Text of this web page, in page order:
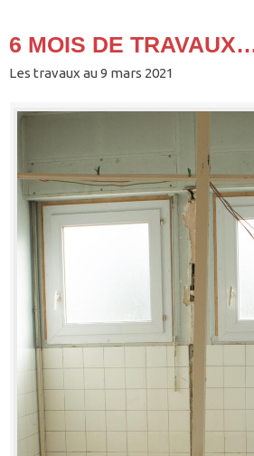
6 MOIS DE
Les travaux au 9 mars 2021